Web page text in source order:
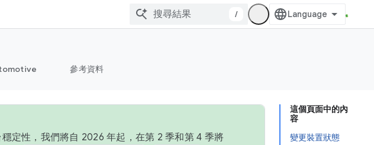
/
參考資料
這個頁面中的內
容
變更裝置狀態
定性，我們將自 2026 年起，在第 2 季和第 4 季將